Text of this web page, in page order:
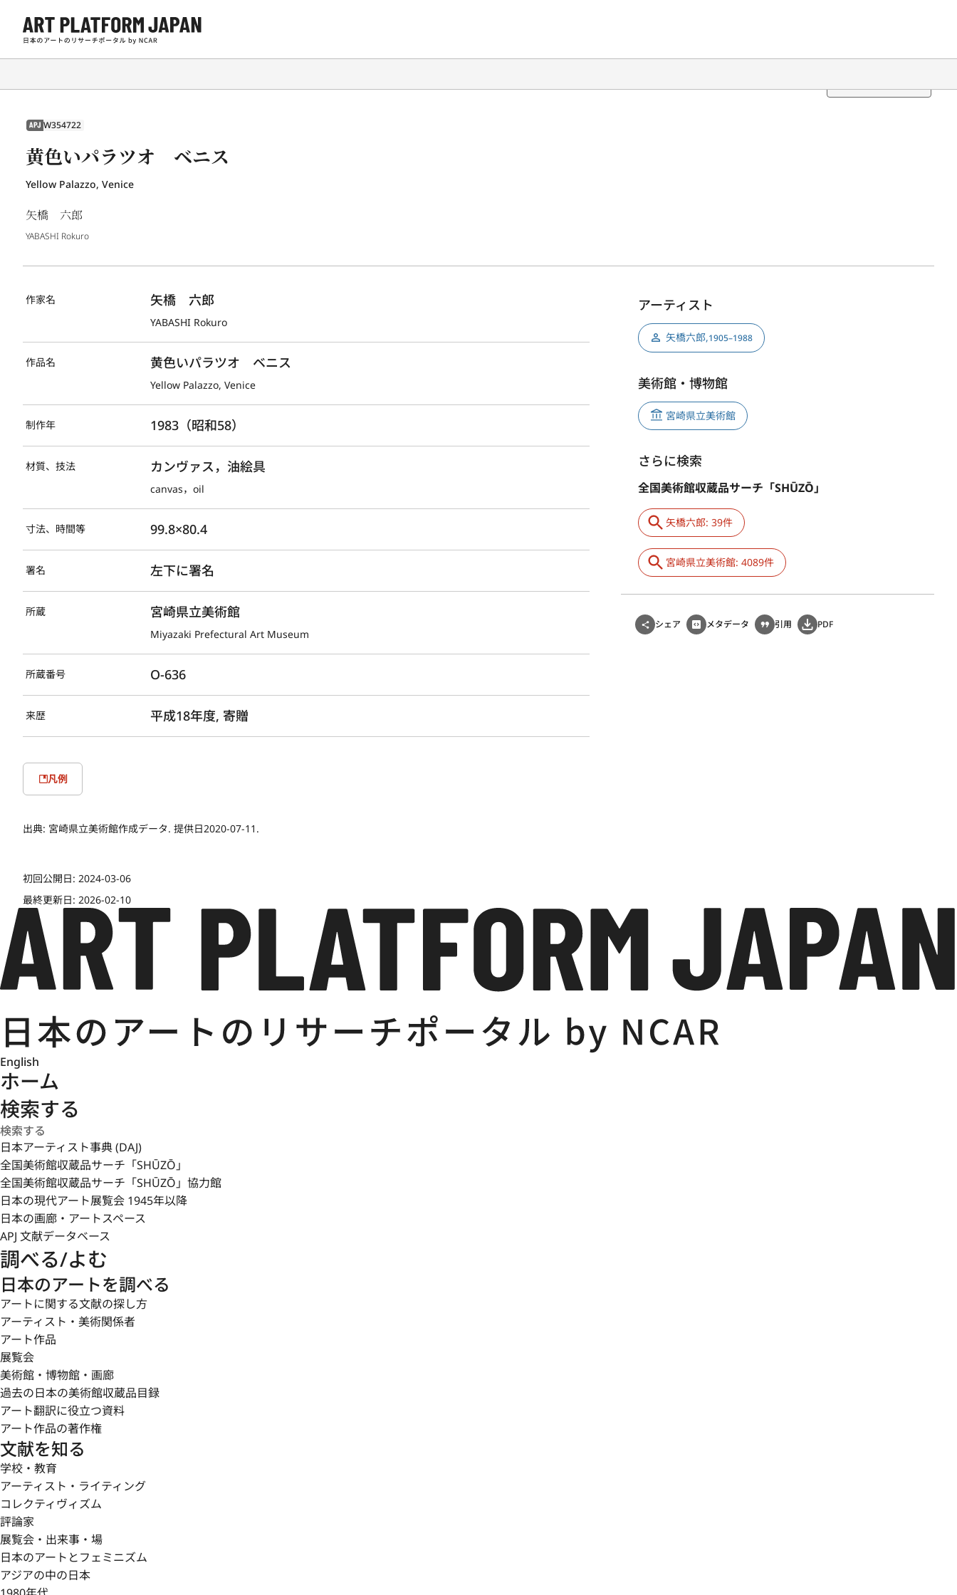
APJ W354722
黄色いパラツオ ベニス
Yellow Palazzo, Venice
矢橋 六郎
YABASHI Rokuro
作家名 矢橋　六郎
YABASHI Rokuro
作品名 黄色いパラツオ　ベニス
Yellow Palazzo, Venice
制作年 1983（昭和58）
材質、技法 カンヴァス，油絵具
canvas，oil
寸法、時間等 99.8×80.4
署名 左下に署名
所蔵 宮崎県立美術館
Miyazaki Prefectural Art Museum
所蔵番号 O-636
来歴 平成18年度, 寄贈
凡例
出典: 宮崎県立美術館作成データ. 提供日2020-07-11.
初回公開日: 2024-03-06
最終更新日: 2026-02-10
アーティスト
矢橋六郎,1905–1988
美術館・博物館
宮崎県立美術館
さらに検索
全国美術館収蔵品サーチ「SHŪZŌ」
矢橋六郎: 39件
宮崎県立美術館: 4089件
シェア メタデータ 引用 PDF
English
ホーム
検索する
日本アーティスト事典 (DAJ)
全国美術館収蔵品サーチ「SHŪZŌ」
全国美術館収蔵品サーチ「SHŪZŌ」協力館
日本の現代アート展覧会 1945年以降
日本の画廊・アートスペース
APJ 文献データベース
調べる/よむ
日本のアートを調べる
アートに関する文献の探し方
アーティスト・美術関係者
アート作品
展覧会
美術館・博物館・画廊
過去の日本の美術館収蔵品目録
アート翻訳に役立つ資料
アート作品の著作権
文献を知る
学校・教育
アーティスト・ライティング
コレクティヴィズム
評論家
展覧会・出来事・場
日本のアートとフェミニズム
アジアの中の日本